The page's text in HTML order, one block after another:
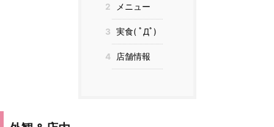
2 メニュー
3 実食( ﾟДﾟ)
4 店舗情報